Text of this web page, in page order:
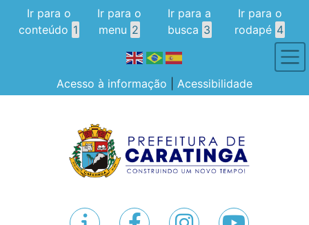
Ir para o
conteúdo 1
Ir para o
menu 2
Ir para a
busca 3
Ir para o
rodapé 4
Acesso à informação Acessibilidade